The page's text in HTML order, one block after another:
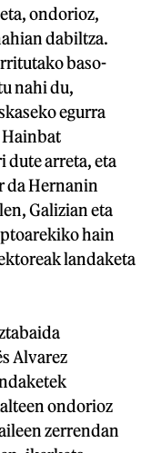
ondorioz,
dabiltza.
baso-
nahi du,
egurra
Hainbat
dute arreta, eta
da Hernanin
Galizian eta
hain
landaketa
Alvarez
ondorioz
zerrendan